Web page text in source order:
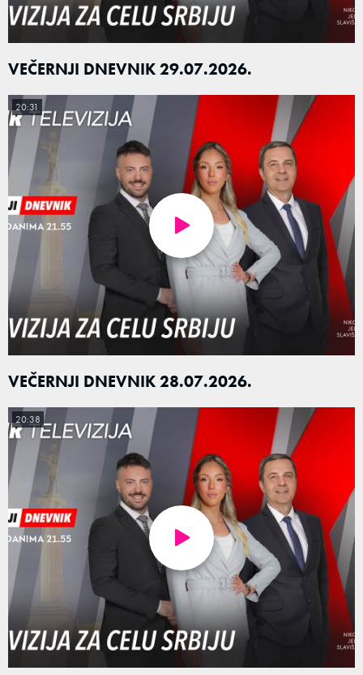
VEČERNJI DNEVNIK 29.07.2026.
VEČERNJI DNEVNIK 28.07.2026.
20:31
20:38